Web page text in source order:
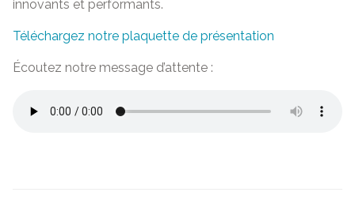
innovants et performants.
Téléchargez notre plaquette de présentation
Écoutez notre message d’attente :